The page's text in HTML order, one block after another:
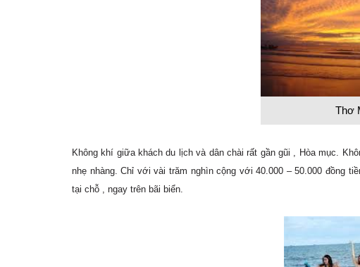
Thơ
Không khí giữa khách du lịch và dân chài rất gần gũi , Hòa mục.
nhẹ nhàng. Chỉ với vài trăm nghìn cộng với 40.000 – 50.000 đồng
tại chỗ , ngay trên bãi biển.